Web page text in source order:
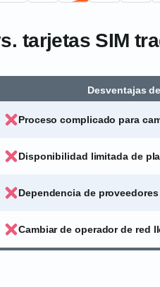
tarjetas SIM
Desventajas
Proceso complicado para
Disponibilidad limitada de
Dependencia de
Cambiar de operador de red